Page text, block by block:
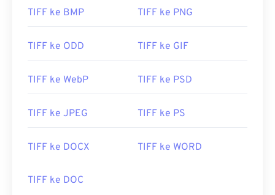
TIFF ke BMP TIFF ke PNG
TIFF ke ODD TIFF ke GIF
TIFF ke WebP TIFF ke PSD
TIFF ke JPEG TIFF ke PS
TIFF ke DOCX TIFF ke WORD
TIFF ke DOC